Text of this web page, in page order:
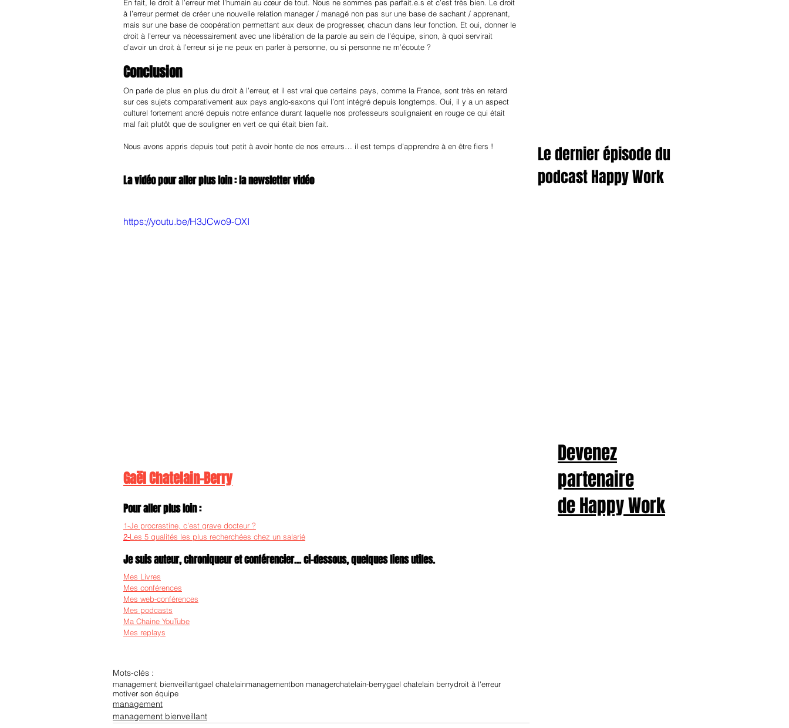
En fait, le droit à l’erreur met l’humain au cœur de tout. Nous ne sommes pas parfait.e.s et c’est très bien. Le droit
à l’erreur permet de créer une nouvelle relation manager / managé non pas sur une base de sachant / apprenant,
mais sur une base de coopération permettant aux deux de progresser, chacun dans leur fonction. Et oui, donner le
droit à l’erreur va nécessairement avec une libération de la parole au sein de l’équipe, sinon, à quoi servirait
d’avoir un droit à l’erreur si je ne peux en parler à personne, ou si personne ne m’écoute ?
Conclusion
On parle de plus en plus du droit à l’erreur, et il est vrai que certains pays, comme la France, sont très en retard
sur ces sujets comparativement aux pays anglo-saxons qui l’ont intégré depuis longtemps. Oui, il y a un aspect
culturel fortement ancré depuis notre enfance durant laquelle nos professeurs soulignaient en rouge ce qui était
mal fait plutôt que de souligner en vert ce qui était bien fait.
Nous avons appris depuis tout petit à avoir honte de nos erreurs… il est temps d’apprendre à en être fiers !
La vidéo pour aller plus loin : la newsletter vidéo
https://youtu.be/H3JCwo9-OXI
Gaël Chatelain-Berry
Pour aller plus loin :
1-Je procrastine, c’est grave docteur ?
2-Les 5 qualités les plus recherchées chez un salarié
Je suis auteur, chroniqueur et conférencier... ci-dessous, quelques liens utiles.
Mes Livres
Mes conférences
Mes web-conférences
Mes podcasts
Ma Chaine YouTube
Mes replays
Mots-clés :
management bienveillantgael chatelainmanagementbon managerchatelain-berrygael chatelain berrydroit à l'erreur
motiver son équipe
management
management bienveillant
Le dernier épisode du
podcast Happy Work
Devenez
partenaire
de Happy Work